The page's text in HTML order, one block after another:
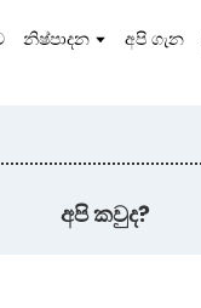
නිෂ්පාදන අපි ගැන
අපි කවුද?